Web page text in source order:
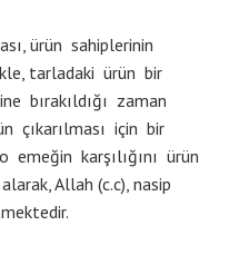
ürün sahiplerinin
tarladaki ürün bir
bırakıldığı zaman
çıkarılması için bir
karşılığını ürün
Allah (c.c), nasip